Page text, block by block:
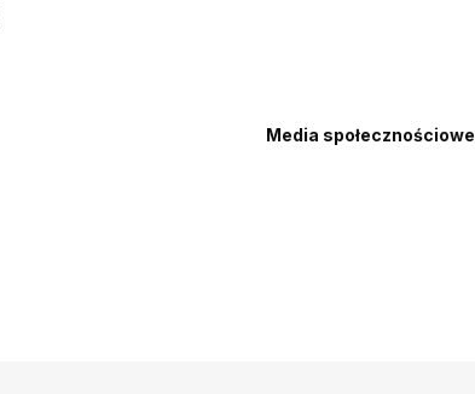
Media społecznościowe